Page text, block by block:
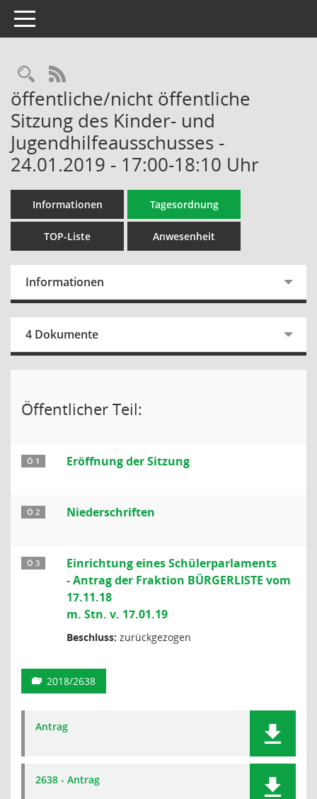
Toggle navigation
Rechercheauswahl
RSS-Feed
öffentliche/nicht öffentliche
Sitzung des Kinder- und
Jugendhilfeausschusses -
24.01.2019 - 17:00-18:10 Uhr
Informationen Tagesordnung
TOP-Liste Anwesenheit
Informationen
4 Dokumente
Öffentlicher Teil:
Ö 1 Eröffnung der Sitzung
Ö 2 Niederschriften
Ö 3
Einrichtung eines Schülerparlaments
- Antrag der Fraktion BÜRGERLISTE vom
17.11.18
m. Stn. v. 17.01.19
Beschluss: zurückgezogen
2018/2638
Antrag
2638 - Antrag